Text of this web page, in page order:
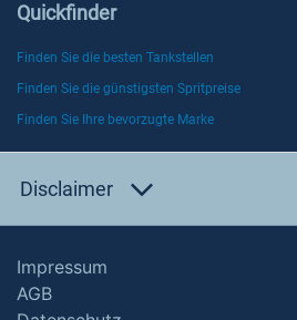
Quickfinder
Finden Sie die besten Tankstellen
Finden Sie die günstigsten Spritpreise
Finden Sie Ihre bevorzugte Marke
Disclaimer
Impressum
AGB